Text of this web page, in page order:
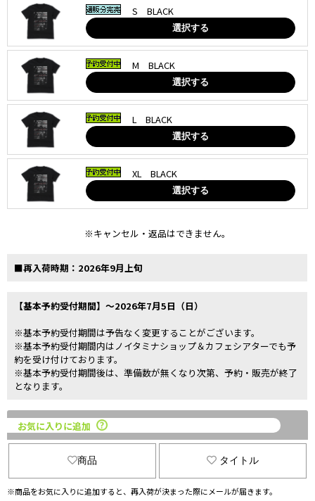
S BLACK
選択する
M BLACK
選択する
L BLACK
選択する
XL BLACK
選択する
※キャンセル・返品はできません。
■再入荷時期：2026年9月上旬
【基本予約受付期間】～2026年7月5日（日）
※基本予約受付期間は予告なく変更することがございます。
※基本予約受付期間内はノイタミナショップ＆カフェシアターでも予
約を受け付けております。
※基本予約受付期間後は、準備数が無くなり次第、予約・販売が終了
となります。
お気に入りに追加
商品 タイトル
※商品をお気に入りに追加すると、再入荷が決まった際にメールが届きます。